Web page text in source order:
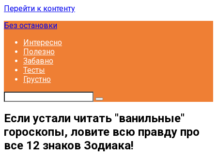
Перейти к контенту
Без остановки
Интересно
Полезно
Забавно
Тесты
Грустно
Если устали читать ″ванильные″
гороскопы, ловите всю правду про
все 12 знаков Зодиака!